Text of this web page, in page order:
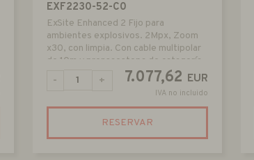
EXF2230-52-C0
ExSite Enhanced 2 Fijo para
ambientes explosivos. 2Mpx, Zoom
x30, con limpia. Con cable multipolar
de 10m y prensaestopa de catagoría
7.077,62 EUR
IVA no incluido
- +
RESERVAR